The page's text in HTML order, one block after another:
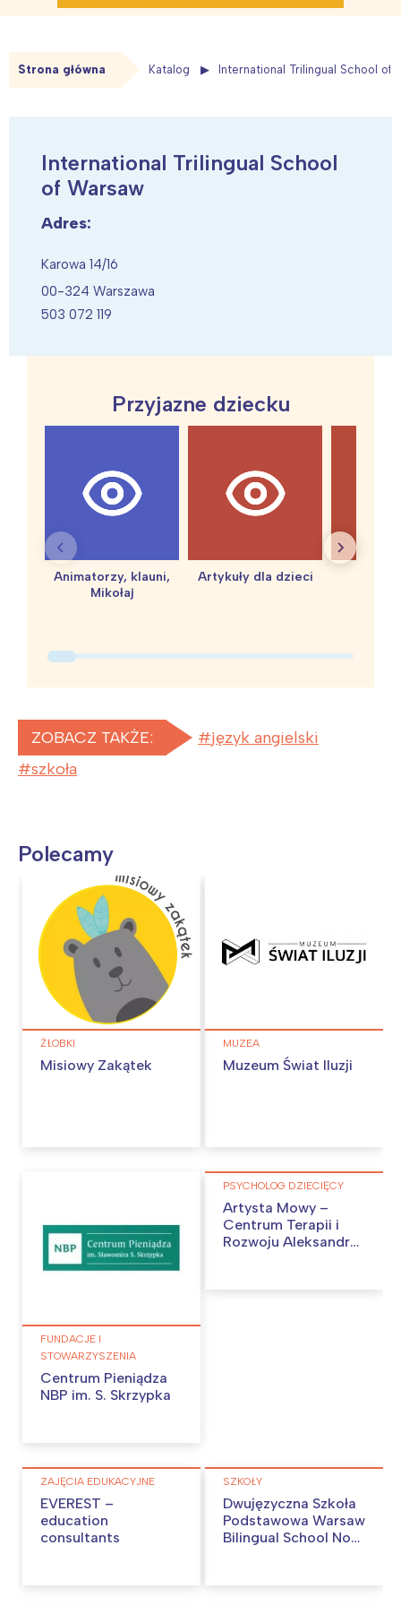
Strona główna Katalog International Trilingual School of
International Trilingual School
of Warsaw
Adres:
Karowa 14/16
00-324 Warszawa
503 072 119
Przyjazne dziecku
Animatorzy, klauni,
Mikołaj
Artykuły dla dzieci
ZOBACZ TAKŻE:
język angielski
szkoła
Polecamy
ŻŁOBKI
Misiowy Zakątek
MUZEA
Muzeum Świat Iluzji
FUNDACJE I
STOWARZYSZENIA
Centrum Pieniądza
NBP im. S. Skrzypka
PSYCHOLOG DZIECIĘCY
Artysta Mowy –
Centrum Terapii i
Rozwoju Aleksandra
ZAJĘCIA EDUKACYJNE
EVEREST –
education
consultants
SZKOŁY
Dwujęzyczna Szkoła
Podstawowa Warsaw
Bilingual School No